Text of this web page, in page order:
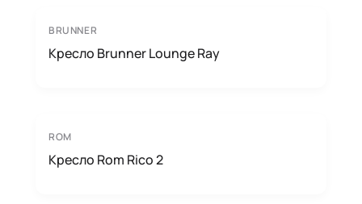
BRUNNER
Кресло Brunner Lounge Ray
ROM
Кресло Rom Rico 2